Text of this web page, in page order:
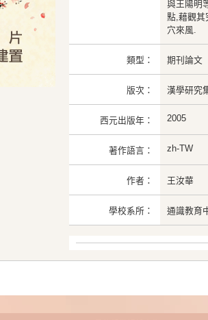
與王陽明
點,藉觀其
穴來風.
類型： 期刊論文
版次： 漢學研究
西元出版年： 2005
著作語言： zh-TW
作者： 王汝華
學校系所： 通識教育